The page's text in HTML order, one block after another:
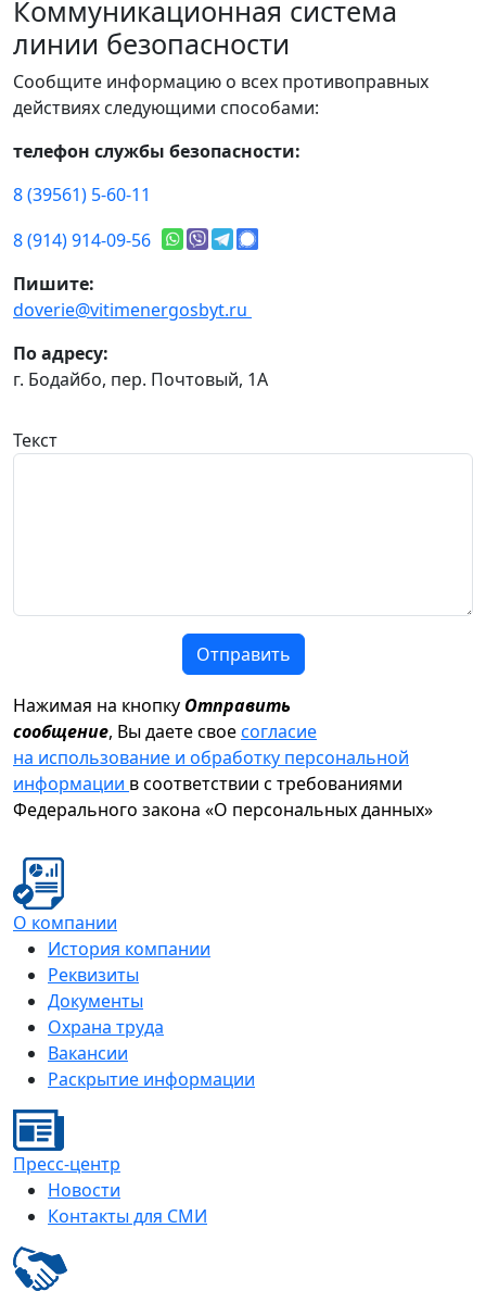
Коммуникационная система
линии безопасности
Сообщите информацию о всех противоправных
действиях следующими способами:
телефон службы безопасности:
8 (39561) 5-60-11
8 (914) 914-09-56
Пишите:
doverie@vitimenergosbyt.ru
По адресу:
г. Бодайбо, пер. Почтовый, 1А
Текст
Отправить
Нажимая на кнопку Отправить
сообщение, Вы даете своесогласие
на использование и обработку персональной
информации в соответствии с требованиями
Федерального закона «О персональных данных»
О компании
История компании
Реквизиты
Документы
Охрана труда
Вакансии
Раскрытие информации
Пресс-центр
Новости
Контакты для СМИ